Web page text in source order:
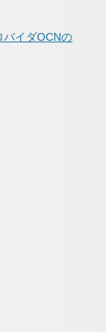
バイダOCNの